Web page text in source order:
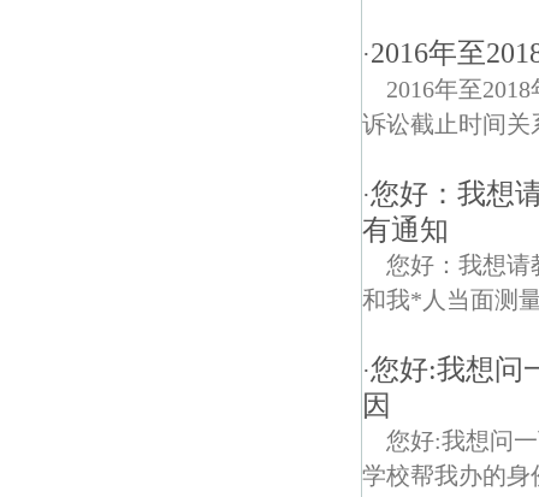
·2016年至
2016年至
诉讼截止时间关
·您好：我想
有通知
您好：我想请
和我*人当面测
·您好:我想问
因
您好:我想问
学校帮我办的身